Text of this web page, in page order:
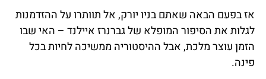
אז בפעם הבאה שאתם בניו יורק, אל תוותרו על ההזדמנות
לגלות את הסיפור המופלא של גברנרז איילנד – האי שבו
הזמן עוצר מלכת, אבל ההיסטוריה ממשיכה לחיות בכל
פינה.